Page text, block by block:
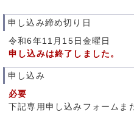
申し込み締め切り日
令和6年11月15日金曜日
申し込みは終了しました。
申し込み
必要
下記専用申し込みフォームま